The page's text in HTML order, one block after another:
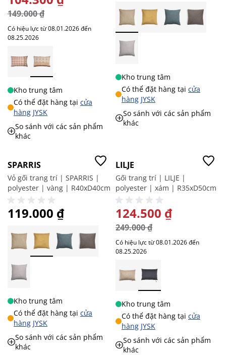
149.000 ₫
Có hiệu lực từ 08.01.2026 đến
08.25.2026
Kho trung tâm
Có thể đặt hàng tại cửa
hàng JYSK
So sánh với các sản phẩm
khác
Kho trung tâm
Có thể đặt hàng tại cửa
hàng JYSK
So sánh với các sản phẩm
khác
SPARRIS
Vỏ gối trang trí | SPARRIS |
polyester | vàng | R40xD40cm
119.000 ₫
Kho trung tâm
Có thể đặt hàng tại cửa
hàng JYSK
So sánh với các sản phẩm
khác
LILJE
Gối trang trí | LILJE |
polyester | xám | R35xD50cm
GIÁ ĐẶC BIỆT
124.500 ₫
249.000 ₫
Có hiệu lực từ 08.01.2026 đến
08.25.2026
Kho trung tâm
Có thể đặt hàng tại cửa
hàng JYSK
So sánh với các sản phẩm
khác